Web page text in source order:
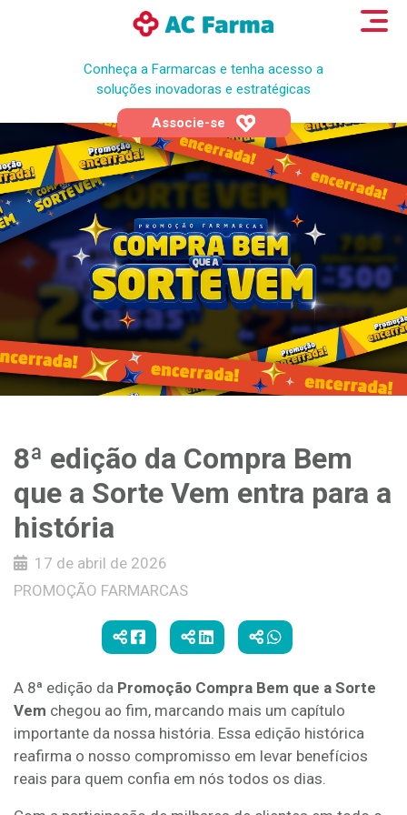
Conheça a Farmarcas e tenha acesso a
soluções inovadoras e estratégicas
Associe-se
8ª edição da Compra Bem
que a Sorte Vem entra para a
história
17 de abril de 2026
PROMOÇÃO FARMARCAS
A 8ª edição da Promoção Compra Bem que a Sorte
Vem chegou ao fim, marcando mais um capítulo
importante da nossa história. Essa edição histórica
reafirma o nosso compromisso em levar benefícios
reais para quem confia em nós todos os dias.